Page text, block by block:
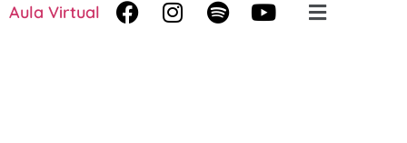
Aula Virtual